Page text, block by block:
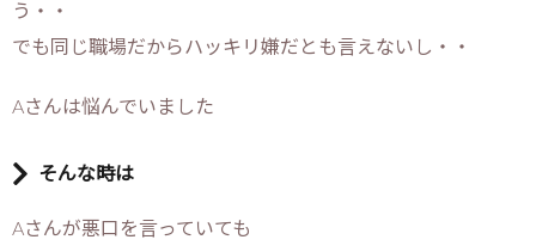
う・・
でも同じ職場だからハッキリ嫌だとも言えないし・・
Aさんは悩んでいました
そんな時は
Aさんが悪口を言っていても